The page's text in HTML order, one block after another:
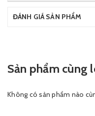
ĐÁNH GIÁ SẢN PHẨM
Sản phẩm cùng
Không có sản phẩm nào